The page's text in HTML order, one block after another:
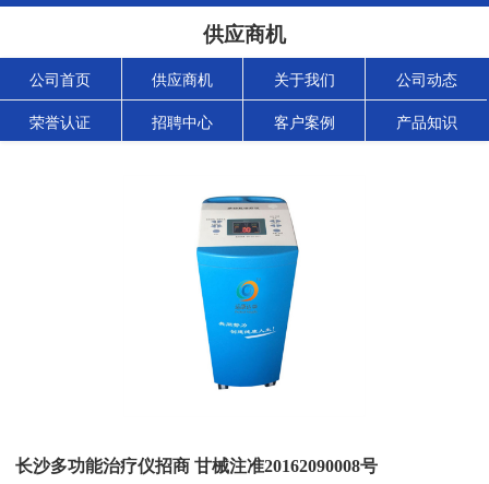
供应商机
公司首页 供应商机 关于我们 公司动态
荣誉认证 招聘中心 客户案例 产品知识
长沙多功能治疗仪招商 甘械注准20162090008号